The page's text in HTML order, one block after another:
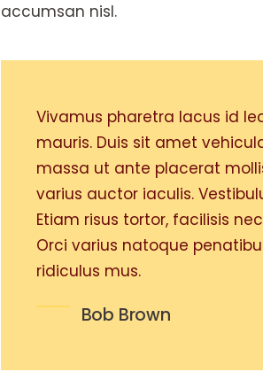
accumsan nisl.
Vivamus pharetra lacus id
mauris. Duis sit amet
massa ut ante placerat
varius auctor iaculis.
Etiam risus tortor, facilisis
Orci varius natoque
ridiculus mus.
Bob Brown